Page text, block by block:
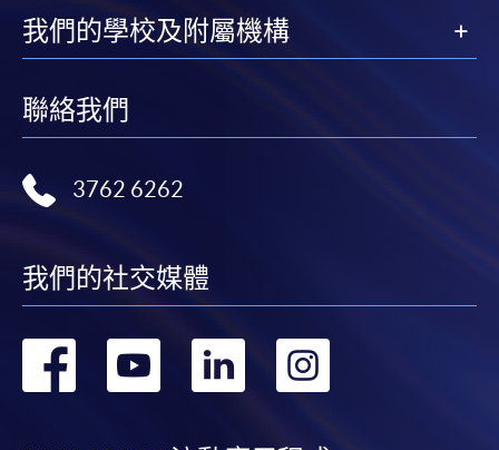
我們的學校及附屬機構
聯絡我們
3762 6262
我們的社交媒體
轉
轉
轉